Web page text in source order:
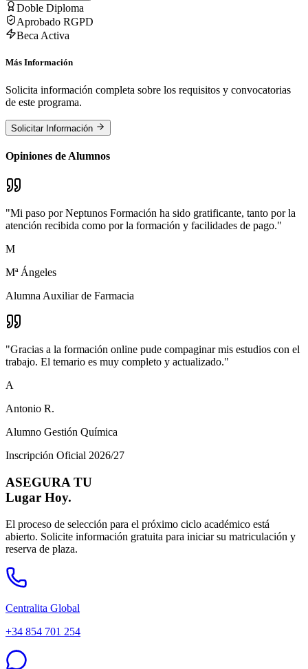
Doble Diploma
Aprobado RGPD
Beca Activa
Más Información
Solicita información completa sobre los requisitos y convocatorias
de este programa.
Solicitar Información
Opiniones de Alumnos
"Mi paso por Neptunos Formación ha sido gratificante, tanto por la
atención recibida como por la formación y facilidades de pago."
M
Mª Ángeles
Alumna Auxiliar de Farmacia
"Gracias a la formación online pude compaginar mis estudios con el
trabajo. El temario es muy completo y actualizado."
A
Antonio R.
Alumno Gestión Química
Inscripción Oficial 2026/27
ASEGURA TU
Lugar Hoy.
El proceso de selección para el próximo ciclo académico está
abierto. Solicite información gratuita para iniciar su matriculación y
reserva de plaza.
Centralita Global
+34 854 701 254